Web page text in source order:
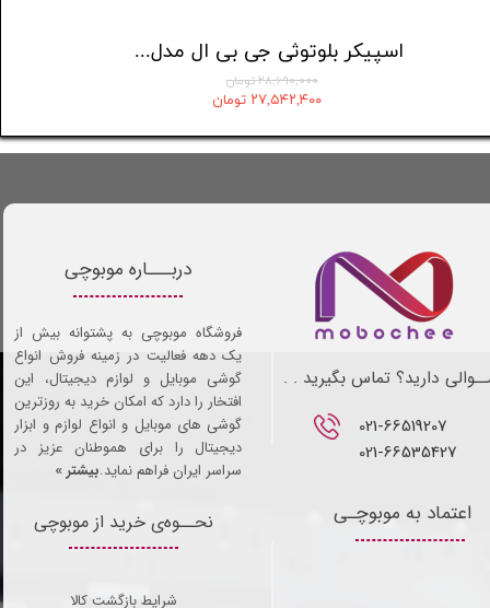
اسپیکر بلوتوثی جی بی ال مدل charge 6
۲۸,۶۹۰,۰۰۰ تومان
۲۷,۵۴۲,۴۰۰ تومان
021-66519207​​​​​​​
021-66535427
دارید؟ تماس بگیرید . .
نحــوه‌ی خرید از موبوچی
شرایط بازگشت کالا
اعتماد به موبوچـی
دربـــاره موبوچی
فروشگاه موبوچی به پشتوانه بیش از
یک دهه فعالیت در زمینه فروش انواع
گوشی موبایل و لوازم دیجیتال، این
افتخار را دارد که امکان خرید به روزترین
گوشی های موبایل و انواع لوازم و ابزار
دیجیتال را برای هموطنان عزیز در
سراسر ایران فراهم نماید.بیشتر »